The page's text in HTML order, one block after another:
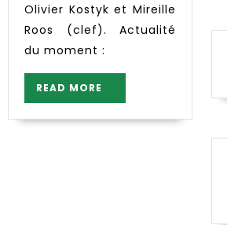
Olivier Kostyk et Mireille
Roos (clef). Actualité
du moment :
READ MORE
MORE